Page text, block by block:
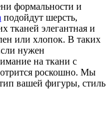
формальности и
подойдут шерсть,
тканей элегантная и
или хлопок. В таких
нужен
на ткани с
роскошно. Мы
вашей фигуры, стиль